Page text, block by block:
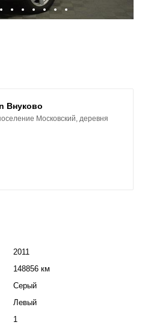
Внуково
Московский, деревня
2011
148856 км
Серый
Левый
1